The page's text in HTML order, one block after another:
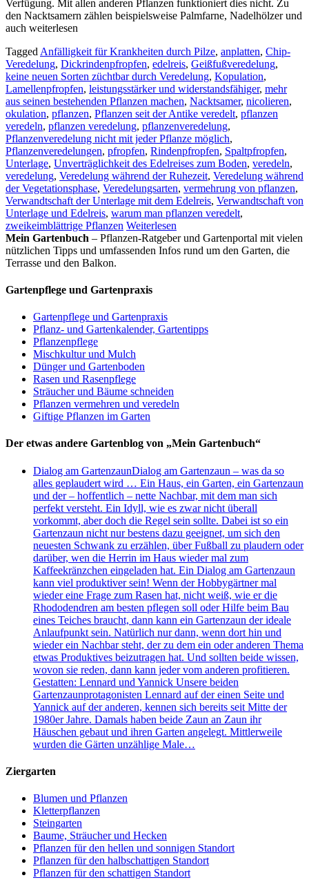
Verfügung. Mit allen anderen Pflanzen funktioniert dies nicht. Zu
den Nacktsamern zählen beispielsweise Palmfarne, Nadelhölzer und
auch weiterlesen
Tagged Anfälligkeit für Krankheiten durch Pilze, anplatten, Chip-
Veredelung, Dickrindenpfropfen, edelreis, Geißfußveredelung,
keine neuen Sorten züchtbar durch Veredelung, Kopulation,
Lamellenpfropfen, leistungsstärker und widerstandsfähiger, mehr
aus seinen bestehenden Pflanzen machen, Nacktsamer, nicolieren,
okulation, pflanzen, Pflanzen seit der Antike veredelt, pflanzen
veredeln, pflanzen veredelung, pflanzenveredelung,
Pflanzenveredelung nicht mit jeder Pflanze möglich,
Pflanzenveredelungen, pfropfen, Rindenpfropfen, Spaltpfropfen,
Unterlage, Unverträglichkeit des Edelreises zum Boden, veredeln,
veredelung, Veredelung während der Ruhezeit, Veredelung während
der Vegetationsphase, Veredelungsarten, vermehrung von pflanzen,
Verwandtschaft der Unterlage mit dem Edelreis, Verwandtschaft von
Unterlage und Edelreis, warum man pflanzen veredelt,
zweikeimblättrige Pflanzen Weiterlesen
Mein Gartenbuch – Pflanzen-Ratgeber und Gartenportal mit vielen
nützlichen Tipps und umfassenden Infos rund um den Garten, die
Terrasse und den Balkon.
Gartenpflege und Gartenpraxis
Gartenpflege und Gartenpraxis
Pflanz- und Gartenkalender, Gartentipps
Pflanzenpflege
Mischkultur und Mulch
Dünger und Gartenboden
Rasen und Rasenpflege
Sträucher und Bäume schneiden
Pflanzen vermehren und veredeln
Giftige Pflanzen im Garten
Der etwas andere Gartenblog von „Mein Gartenbuch“
Dialog am GartenzaunDialog am Gartenzaun – was da so
alles geplaudert wird … Ein Haus, ein Garten, ein Gartenzaun
und der – hoffentlich – nette Nachbar, mit dem man sich
perfekt versteht. Ein Idyll, wie es zwar nicht überall
vorkommt, aber doch die Regel sein sollte. Dabei ist so ein
Gartenzaun nicht nur bestens dazu geeignet, um sich den
neuesten Schwank zu erzählen, über Fußball zu plaudern oder
darüber, wen die Herrin im Haus wieder mal zum
Kaffeekränzchen eingeladen hat. Ein Dialog am Gartenzaun
kann viel produktiver sein! Wenn der Hobbygärtner mal
wieder eine Frage zum Rasen hat, nicht weiß, wie er die
Rhododendren am besten pflegen soll oder Hilfe beim Bau
eines Teiches braucht, dann kann ein Gartenzaun der ideale
Anlaufpunkt sein. Natürlich nur dann, wenn dort hin und
wieder ein Nachbar steht, der zu dem ein oder anderen Thema
etwas Produktives beizutragen hat. Und sollten beide wissen,
wovon sie reden, dann kann jeder vom anderen profitieren.
Gestatten: Lennard und Yannick Unsere beiden
Gartenzaunprotagonisten Lennard auf der einen Seite und
Yannick auf der anderen, kennen sich bereits seit Mitte der
1980er Jahre. Damals haben beide Zaun an Zaun ihr
Häuschen gebaut und ihren Garten angelegt. Mittlerweile
wurden die Gärten unzählige Male…
Ziergarten
Blumen und Pflanzen
Kletterpflanzen
Steingarten
Baume, Sträucher und Hecken
Pflanzen für den hellen und sonnigen Standort
Pflanzen für den halbschattigen Standort
Pflanzen für den schattigen Standort